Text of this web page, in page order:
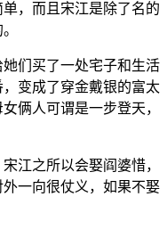
，而且宋江是除了名的
们买了一处宅子和生活
变成了穿金戴银的富太
俩人可谓是一步登天，
江之所以会娶阎婆惜，
一向很仗义，如果不娶